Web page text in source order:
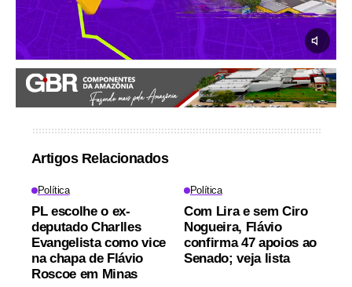
Artigos Relacionados
Política
PL escolhe o ex-
deputado Charlles
Evangelista como vice
na chapa de Flávio
Roscoe em Minas
Política
Com Lira e sem Ciro
Nogueira, Flávio
confirma 47 apoios ao
Senado; veja lista